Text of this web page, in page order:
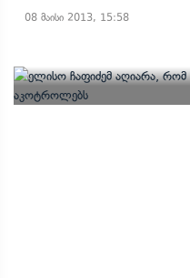
08 მაისი 2013, 15:58